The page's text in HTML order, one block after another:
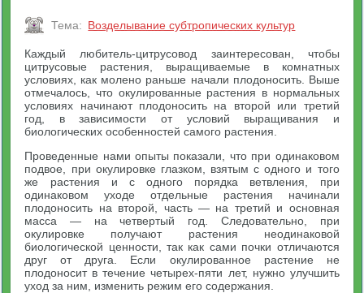
Тема: Возделывание субтропических культур
Каждый любитель-цитрусовод заинтересован, чтобы
цитрусовые растения, выращиваемые в комнатных
условиях, как молено раньше начали плодоносить. Выше
отмечалось, что окулированные растения в нормальных
условиях начинают плодоносить на второй или третий
год, в зависимости от условий выращивания и
биологических особенностей самого растения.
Проведенные нами опыты показали, что при одинаковом
подвое, при окулировке глазком, взятым с одного и того
же растения и с одного порядка ветвления, при
одинаковом уходе отдельные растения начинали
плодоносить на второй, часть — на третий и основная
масса — на четвертый год. Следовательно, при
окулировке получают растения неодинаковой
биологической ценности, так как сами почки отличаются
друг от друга. Если окулированное растение не
плодоносит в течение четырех-пяти лет, нужно улучшить
уход за ним, изменить режим его содержания.